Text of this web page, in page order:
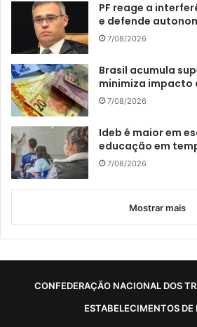
PF reage a
e defende
7/08/2026
Brasil acumula
minimiza impacto
7/08/2026
Ideb é maior em
educação em
7/08/2026
Mostrar mais
CONFEDERAÇÃO NACIONAL DOS
ESTABELECIMENTOS DE